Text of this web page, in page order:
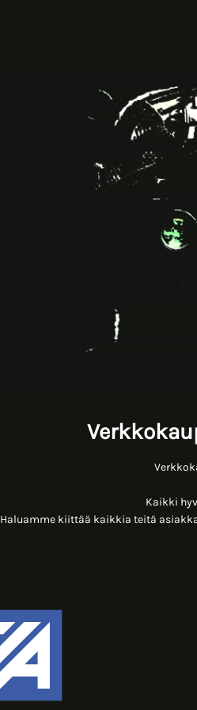
Kaikki
Haluamme kiittää kaikkia teitä